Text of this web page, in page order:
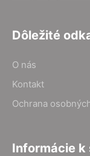
Dôležité
O nás
Kontakt
Ochrana
Informácie k